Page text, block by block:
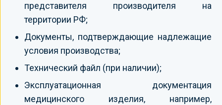
представителя производителя на
территории РФ;
Документы, подтверждающие надлежащие
условия производства;
Технический файл (при наличии);
Эксплуатационная документация
медицинского изделия, например,